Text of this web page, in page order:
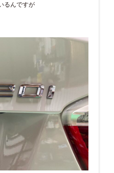
るんですが